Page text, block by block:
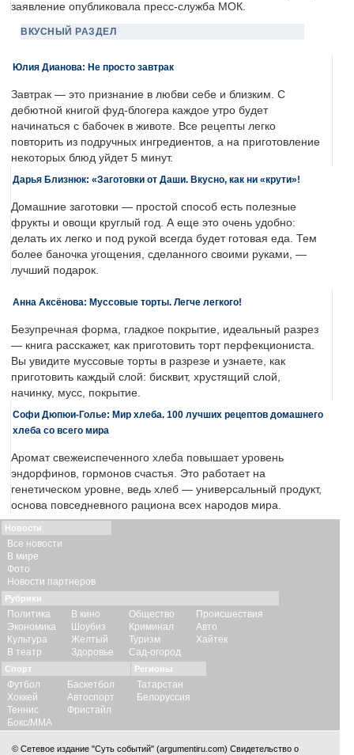
заявление опубликовала пресс-служба МОК.
ВКУСНЫЙ РАЗДЕЛ
Юлия Дианова: Не просто завтрак
Завтрак — это признание в любви себе и близким. С
дебютной книгой фуд-блогера каждое утро будет
начинаться с бабочек в животе. Все рецепты легко
повторить из подручных ингредиентов, а на приготовление
некоторых блюд уйдет 5 минут.
Дарья Близнюк: «Заготовки от Даши. Вкусно, как ни «крути»!
Домашние заготовки — простой способ есть полезные
фрукты и овощи круглый год. А еще это очень удобно:
делать их легко и под рукой всегда будет готовая еда. Тем
более баночка угощения, сделанного своими руками, —
лучший подарок.
Анна Аксёнова: Муссовые торты. Легче легкого!
Безупречная форма, гладкое покрытие, идеальный разрез
— книга расскажет, как приготовить торт перфекциониста.
Вы увидите муссовые торты в разрезе и узнаете, как
приготовить каждый слой: бисквит, хрустящий слой,
начинку, мусс, покрытие.
Софи Дюпюи-Голье: Мир хлеба. 100 лучших рецептов домашнего
хлеба со всего мира
Аромат свежеиспеченного хлеба повышает уровень
эндорфинов, гормонов счастья. Это работает на
генетическом уровне, ведь хлеб — универсальный продукт,
основа повседневного рациона всех народов мира.
Новости
Все новости
В мире
Фото
Новости партнеров
Рубрики
Политика
Экономика
Культура
В театр
В кино
Шоубиз
Желтый
Здоровье
Общество
Криминал
Туризм
Сад-огород
Происшествия
Авто
Хайтек
Спорт
Футбол
Хоккей
Теннис
Бокс/ММА
Баскетбол
Автоспорт
Фристайл
Регионы
Татарстан
Белоруссия
© Сетевое издание "Суть событий" (argumentiru.com) Свидетельство о